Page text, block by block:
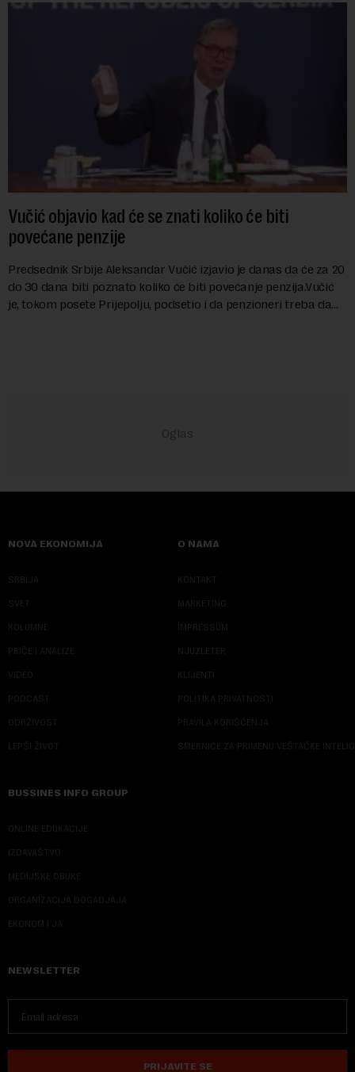
Vučić objavio kad će se znati koliko će biti
povećane penzije
Predsednik Srbije Aleksandar Vučić izjavio je danas da će za 20
do 30 dana biti poznato koliko će biti povećanje penzija.Vučić
je, tokom posete Prijepolju, podsetio i da penzioneri treba da
NOVA EKONOMIJA
SRBIJA
SVET
KOLUMNE
PRIČE I ANALIZE
VIDEO
PODCAST
ODRŽIVOST
LEPŠI ŽIVOT
O NAMA
KONTAKT
MARKETING
IMPRESSUM
NJUZLETER
KLIJENTI
POLITIKA PRIVATNOSTI
PRAVILA KORIŠĆENJA
SMERNICE ZA PRIMENU VEŠTAČKE
BUSSINES INFO GROUP
ONLINE EDUKACIJE
IZDAVAŠTVO
MEDIJSKE OBUKE
ORGANIZACIJA DOGADJAJA
EKONOM I JA
NEWSLETTER
PRIJAVITE SE